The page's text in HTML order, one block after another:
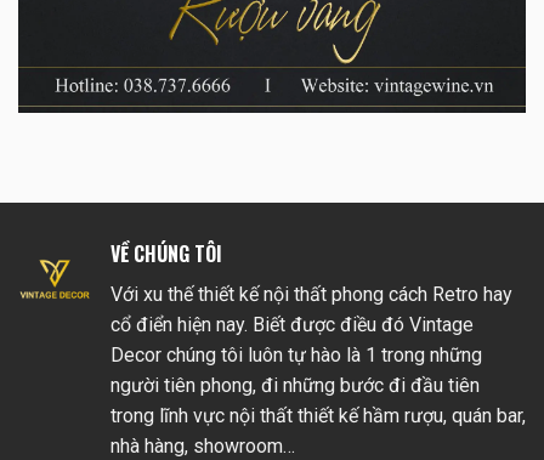
VỀ CHÚNG TÔI
Với xu thế thiết kế nội thất phong cách Retro hay
cổ điển hiện nay. Biết được điều đó Vintage
Decor chúng tôi luôn tự hào là 1 trong những
người tiên phong, đi những bước đi đầu tiên
trong lĩnh vực nội thất thiết kế hầm rượu, quán bar,
nhà hàng, showroom…